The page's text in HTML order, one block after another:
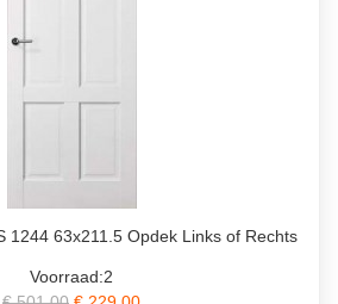
1244 63x211.5 Opdek Links of Rechts
Voorraad:2